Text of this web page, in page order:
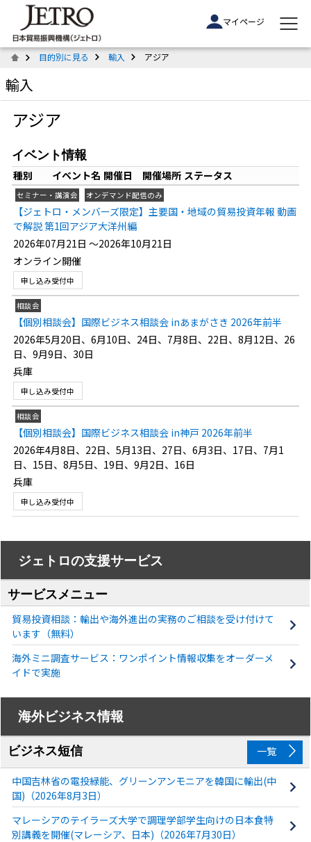
マイページ
目的別に見る 輸入 アジア
輸入
アジア
イベント情報
種別
イベント名 開催日 開催場所 ステータス
セミナー・講演会 オンデマンド配信のみ
【ジェトロ・メンバーズ限定】主要国・地域の貿易投資年報 動画
で解説 第1回アジア大洋州編
2026年07月21日 ～2026年10月21日
オンライン開催
申し込み受付中
相談会
【個別相談会】国際ビジネス相談会 inあまがさき 2026年前半
2026年5月20日、6月10日、24日、7月8日、22日、8月12日、26
日、9月9日、30日
兵庫
申し込み受付中
相談会
【個別相談会】国際ビジネス相談会 in神戸 2026年前半
2026年4月8日、22日、5月13日、27日、6月3日、17日、7月1
日、15日、8月5日、19日、9月2日、16日
兵庫
申し込み受付中
ジェトロの支援サービス
サービスメニュー
貿易投資相談：輸出や海外進出の実務のご相談を受け付けて
います（無料）
海外ミニ調査サービス：ワンポイント情報収集をオーダーメ
イドで実施
海外ビジネス情報
ビジネス短信 一覧
中国吉林省の電投緑能、グリーンアンモニアを韓国に輸出(中
国)（2026年8月3日）
マレーシアのテイラーズ大学で調理学部学生向けの日本食特
別講義を開催(マレーシア、日本)（2026年7月30日）